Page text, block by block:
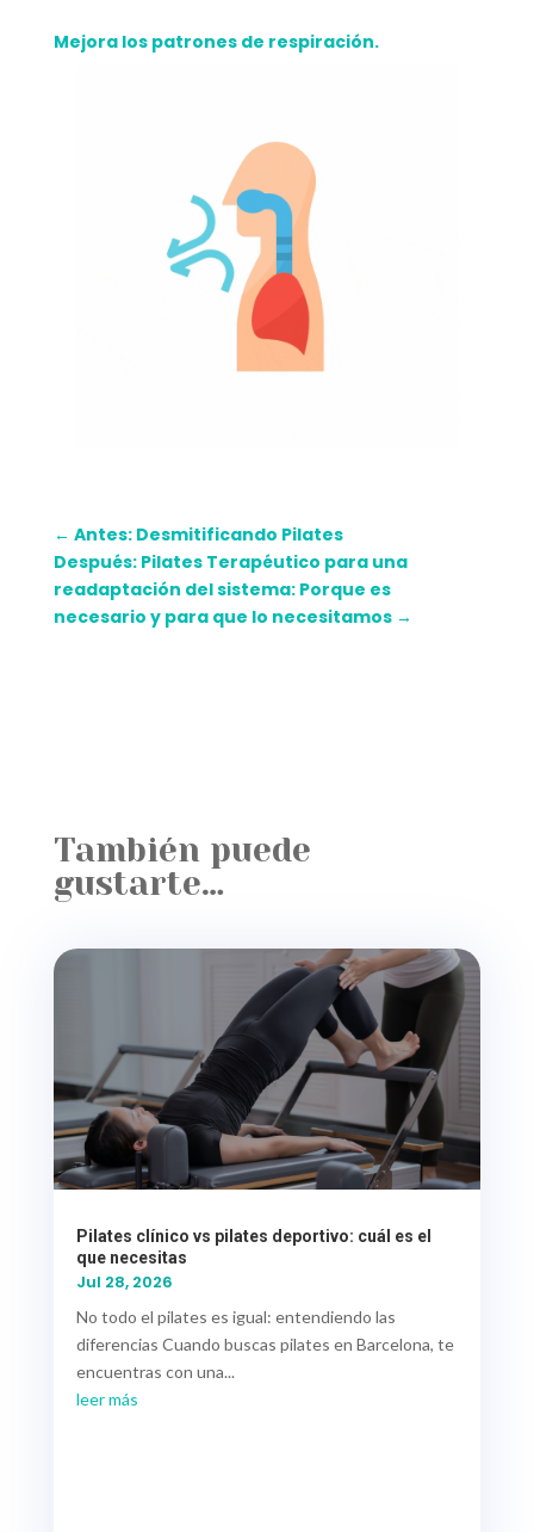
Mejora los patrones de respiración.
← Antes: Desmitificando Pilates
Después: Pilates Terapéutico para una
readaptación del sistema: Porque es
necesario y para que lo necesitamos→
También puede
gustarte…
Pilates clínico vs pilates deportivo: cuál es el
que necesitas
Jul 28, 2026
No todo el pilates es igual: entendiendo las
diferencias Cuando buscas pilates en Barcelona, te
encuentras con una...
leer más